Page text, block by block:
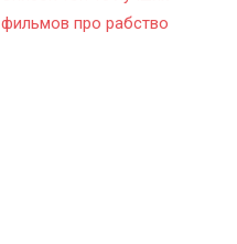
фильмов про рабство